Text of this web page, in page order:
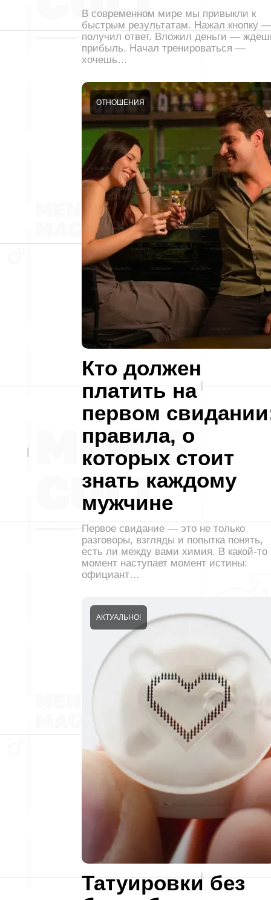
В современном мире мы привыкли к
быстрым результатам. Нажал кнопку —
получил ответ. Вложил деньги —
прибыль. Начал тренироваться —
хочешь…
Кто должен
платить на
первом
правила, о
которых стоит
знать каждому
мужчине
ОТНОШЕНИЯ
Первое свидание — это не только
разговоры, взгляды и попытка понять,
есть ли между вами химия. В какой-то
момент наступает момент истины:
официант…
Татуировки без
АКТУАЛЬНО!